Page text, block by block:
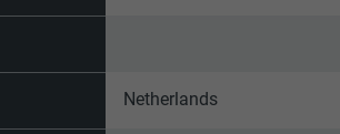
Netherlands